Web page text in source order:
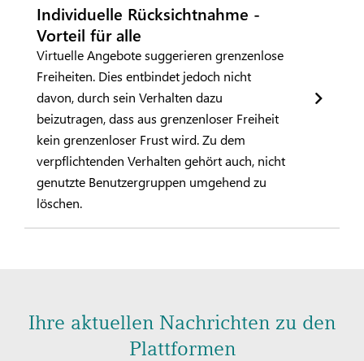
Individuelle Rücksichtnahme -
Vorteil für alle
Virtuelle Angebote suggerieren grenzenlose
Freiheiten. Dies entbindet jedoch nicht
davon, durch sein Verhalten dazu
beizutragen, dass aus grenzenloser Freiheit
kein grenzenloser Frust wird. Zu dem
verpflichtenden Verhalten gehört auch, nicht
genutzte Benutzergruppen umgehend zu
löschen.
Ihre aktuellen Nachrichten zu den
Plattformen